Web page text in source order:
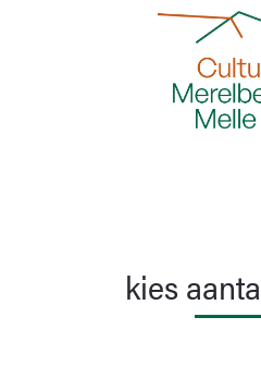
kies